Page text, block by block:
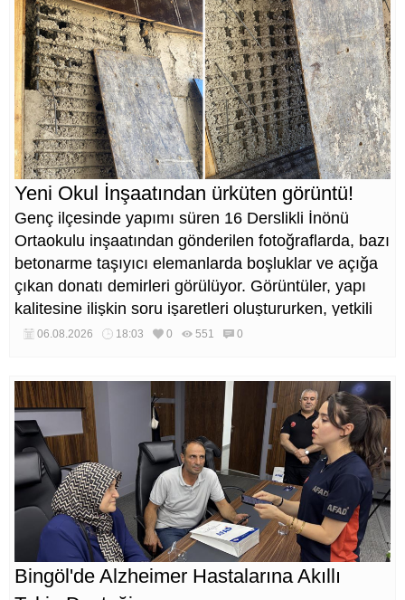
Yeni Okul İnşaatından ürküten görüntü!
Genç ilçesinde yapımı süren 16 Derslikli İnönü
Ortaokulu inşaatından gönderilen fotoğraflarda, bazı
betonarme taşıyıcı elemanlarda boşluklar ve açığa
çıkan donatı demirleri görülüyor. Görüntüler, yapı
kalitesine ilişkin soru işaretleri oluştururken, yetkili
kurumların teknik inceleme yapması çağrısı yapıldı.
06.08.2026 18:03 0 551 0
Bingöl'de Alzheimer Hastalarına Akıllı